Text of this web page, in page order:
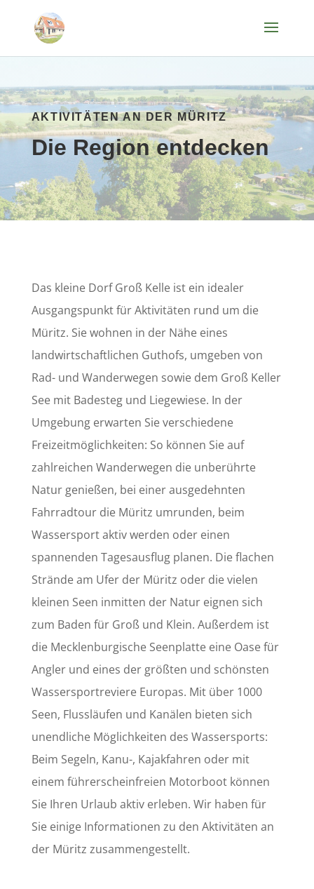
AKTIVITÄTEN AN DER MÜRITZ
Die Region entdecken
Das kleine Dorf Groß Kelle ist ein idealer
Ausgangspunkt für Aktivitäten rund um die
Müritz. Sie wohnen in der Nähe eines
landwirtschaftlichen Guthofs, umgeben von
Rad- und Wanderwegen sowie dem Groß Keller
See mit Badesteg und Liegewiese. In der
Umgebung erwarten Sie verschiedene
Freizeitmöglichkeiten: So können Sie auf
zahlreichen Wanderwegen die unberührte
Natur genießen, bei einer ausgedehnten
Fahrradtour die Müritz umrunden, beim
Wassersport aktiv werden oder einen
spannenden Tagesausflug planen. Die flachen
Strände am Ufer der Müritz oder die vielen
kleinen Seen inmitten der Natur eignen sich
zum Baden für Groß und Klein. Außerdem ist
die Mecklenburgische Seenplatte eine Oase für
Angler und eines der größten und schönsten
Wassersportreviere Europas. Mit über 1000
Seen, Flussläufen und Kanälen bieten sich
unendliche Möglichkeiten des Wassersports:
Beim Segeln, Kanu-, Kajakfahren oder mit
einem führerscheinfreien Motorboot können
Sie Ihren Urlaub aktiv erleben. Wir haben für
Sie einige Informationen zu den Aktivitäten an
der Müritz zusammengestellt.